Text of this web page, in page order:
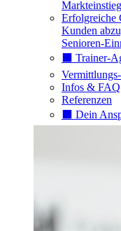
Erfolgreiche
Kunden
Senioren-
⬛️ Trainer-
Infos & FAQ
Referenzen
⬛️ Dein